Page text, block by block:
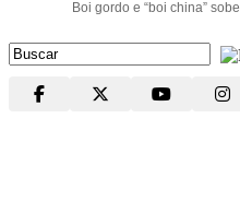
Boi gordo e “boi china”